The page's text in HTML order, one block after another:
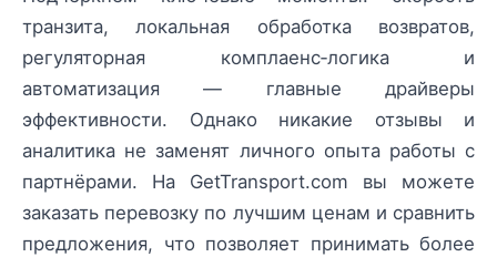
транзита, локальная обработка возвратов,
регуляторная комплаенс‑логика и
автоматизация — главные драйверы
эффективности. Однако никакие отзывы и
аналитика не заменят личного опыта работы с
партнёрами. На GetTransport.com вы можете
заказать перевозку по лучшим ценам и сравнить
предложения, что позволяет принимать более